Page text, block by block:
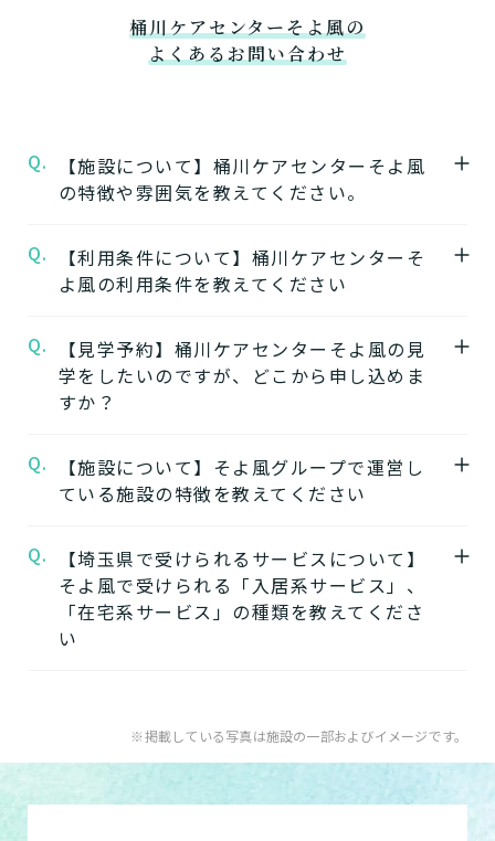
桶川ケアセンターそよ風の
よくあるお問い合わせ
Q.
【施設について】桶川ケアセンターそよ風
の特徴や雰囲気を教えてください。
★施設の特徴★
桶川ケアセンターそよ風の公式ページでは施
ます。
★施設の雰囲気★
設の写真から雰囲気をご確認いただけます。
Q.
【利用条件について】桶川ケアセンターそ
よ風の利用条件を教えてください
要介護度：要支援2、要介護1、要介護2、要
介護3、要介護4、要介護5
※施設ごとに年齢などの入居条件がございま
※認定のご状況によって受けられるサービス
が変わります。
さい。
Q.
【見学予約】桶川ケアセンターそよ風の見
学をしたいのですが、どこから申し込めま
すか？
桶川ケアセンターそよ風の見学はこちらより
お申込みいただけます。
★そのほかこの介護施設について…相談した
い・資料請求したい・利用したい方はこちら
Q.
【施設について】そよ風グループで運営し
ている施設の特徴を教えてください
そよ風では下記のタイプの入居系施設をご用
意しています。それぞれの施設の特徴、ご利
用者様の目的、要介護度に合わせてご利用い
ただけます。
健康型有料老人ホーム※2024年6月現在、
健康型有料老人ホームは交欒 湘南佐島のみと
なります
Q.
【埼玉県で受けられるサービスについて】
そよ風で受けられる「入居系サービス」、
「在宅系サービス」の種類を教えてくださ
い
入居系サービス ：ホームに入居したい方向け
の施設一覧は以下です。
※掲載している写真は施設の一部およびイメージです。